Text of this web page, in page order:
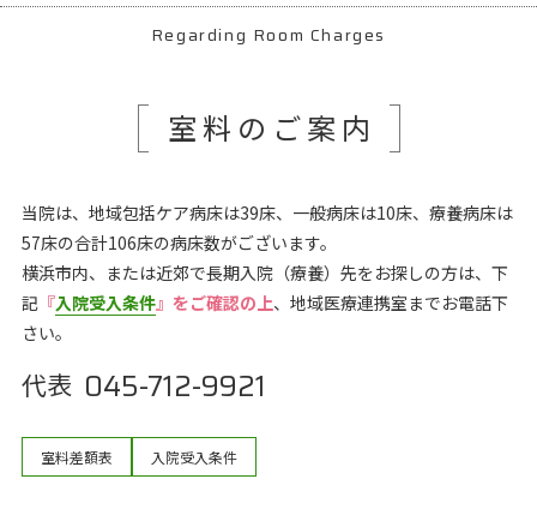
Regarding Room Charges
室料のご案内
当院は、地域包括ケア病床は39床、一般病床は10床、療養病床は
57床の合計106床の病床数がございます。
横浜市内、または近郊で長期入院（療養）先をお探しの方は、下
記『入院受入条件』をご確認の上、地域医療連携室までお電話下
さい。
代表 045-712-9921
室料差額表 入院受入条件